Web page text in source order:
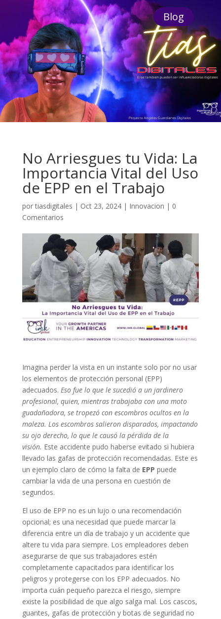
Blog
No Arriesgues tu Vida: La
Importancia Vital del Uso
de EPP en el Trabajo
portiasdigitales | Oct 23, 2024| Innovacion | 0
Comentarios
Imagina perder la vista en un instante solo por no usar
los elementos de protección personal (EPP)
adecuados. Eso fue lo que le sucedió a un jardinero
profesional, quien, mientras trabajaba con una moto
guadañadora, se tropezó con escombros ocultos en la
maleza. Los escombros salieron disparados, impactando
su ojo derecho, lo que le causó la pérdida de la
visión. Este accidente pudo haberse evitado si hubiera
llevado las gafas de protección recomendadas. Este es
un ejemplo claro de cómo la falta de EPP puede
cambiar la vida de una persona en cuestión de
segundos.
El uso de EPP no es un lujo o una recomendación
opcional; es una necesidad que puede marcar la
diferencia entre un día de trabajo y un accidente que
altere tu vida para siempre. Los empleadores deben
asegurarse de que sus trabajadores estén
completamente capacitados para identificar los
peligros y protegerse con los EPP adecuados. No
importa cuán pequeño parezca el riesgo, siempre
existe la posibilidad de que algo salga mal. Los cascos,
guantes, gafas de protección y botas de seguridad no